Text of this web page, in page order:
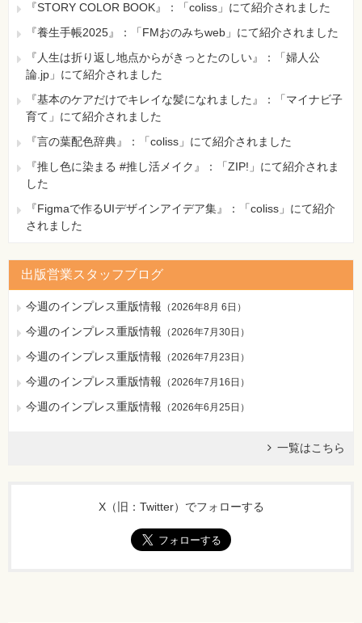
『STORY COLOR BOOK』：「coliss」にて紹介されました
『養生手帳2025』：「FMおのみちweb」にて紹介されました
『人生は折り返し地点からがきっとたのしい』：「婦人公
論.jp」にて紹介されました
『基本のケアだけでキレイな髪になれました』：「マイナビ子
育て」にて紹介されました
『言の葉配色辞典』：「coliss」にて紹介されました
『推し色に染まる #推し活メイク』：「ZIP!」にて紹介されま
した
『Figmaで作るUIデザインアイデア集』：「coliss」にて紹介
されました
出版営業スタッフブログ
今週のインプレス重版情報 （2026年8月 6日 ）
今週のインプレス重版情報 （2026年7月30日 ）
今週のインプレス重版情報 （2026年7月23日 ）
今週のインプレス重版情報 （2026年7月16日 ）
今週のインプレス重版情報 （2026年6月25日 ）
一覧はこちら
X（旧：Twitter）でフォローする